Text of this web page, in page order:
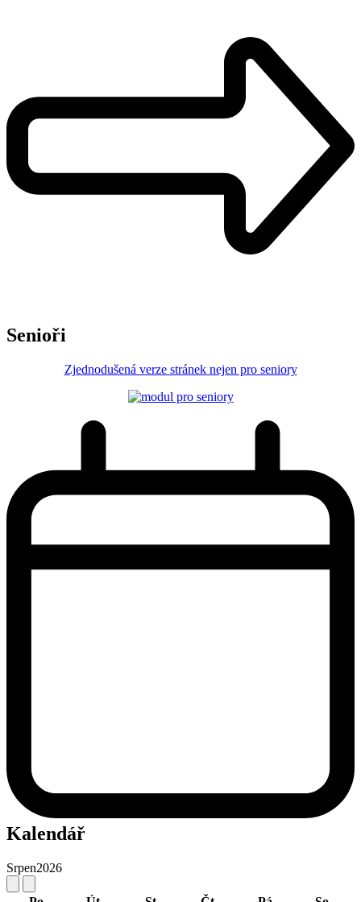
Senioři
Zjednodušená verze stránek nejen pro seniory
Kalendář
Srpen2026